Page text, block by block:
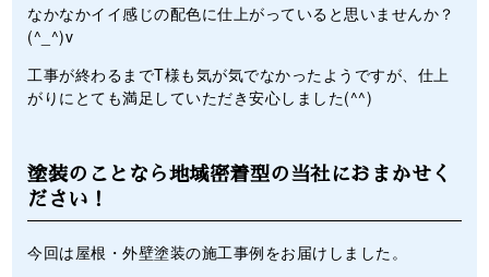
なかなかイイ感じの配色に仕上がっていると思いませんか？
(^_^)v
工事が終わるまでT様も気が気でなかったようですが、仕上
がりにとても満足していただき安心しました(^^)
塗装のことなら地域密着型の当社におまかせく
ださい！
今回は屋根・外壁塗装の施工事例をお届けしました。